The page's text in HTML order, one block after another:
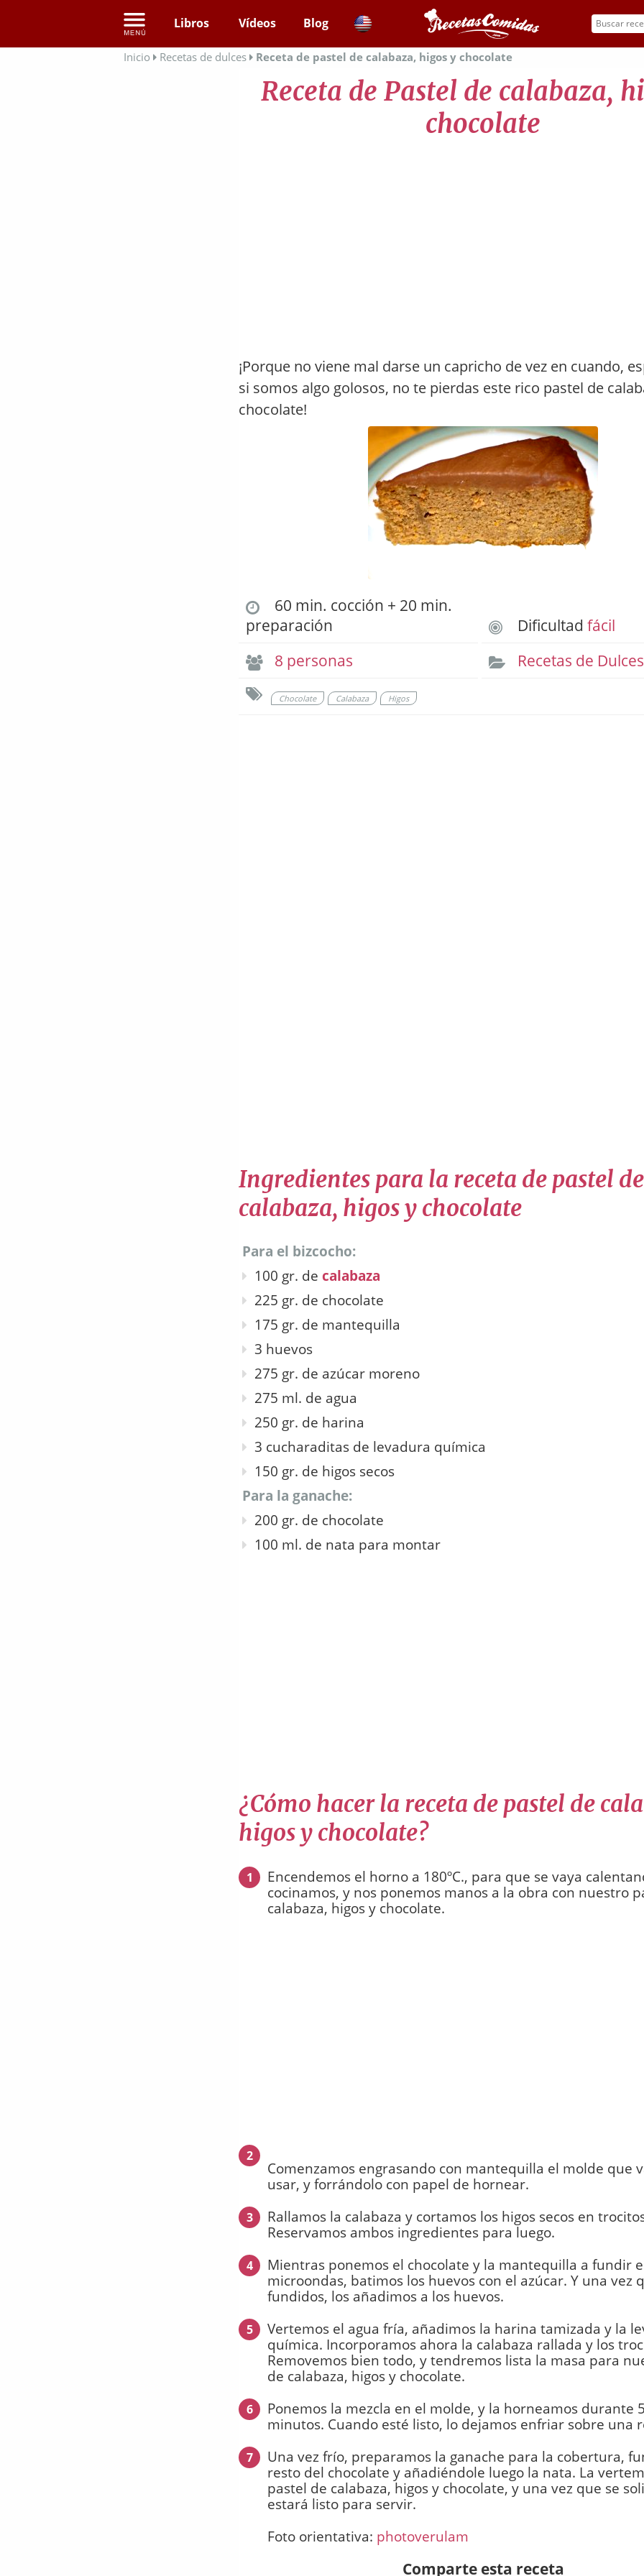
Libros Vídeos Blog
Inicio Recetas de dulces Receta de pastel de calabaza, higos y chocolate
Receta de Pastel de calabaza,
chocolate
¡Porque no viene mal darse un capricho de vez en cuando,
si somos algo golosos, no te pierdas este rico pastel de
chocolate!
60 min. cocción + 20 min.
preparación
Dificultadfácil
8 personas
Recetas de Dulces
Chocolate Calabaza Higos
Ingredientes para la receta de pastel de
calabaza, higos y chocolate
Para el bizcocho:
100 gr. de calabaza
225 gr. de chocolate
175 gr. de mantequilla
3 huevos
275 gr. de azúcar moreno
275 ml. de agua
250 gr. de harina
3 cucharaditas de levadura química
150 gr. de higos secos
Para la ganache:
200 gr. de chocolate
100 ml. de nata para montar
¿Cómo hacer la receta de pastel de
higos y chocolate?
1
Encendemos el horno a 180ºC., para que se vaya
cocinamos, y nos ponemos manos a la obra con nuestro
calabaza, higos y chocolate.
2
Comenzamos engrasando con mantequilla el molde que
usar, y forrándolo con papel de hornear.
3
Rallamos la calabaza y cortamos los higos secos en
Reservamos ambos ingredientes para luego.
4
Mientras ponemos el chocolate y la mantequilla a fundir
microondas, batimos los huevos con el azúcar. Y una vez
fundidos, los añadimos a los huevos.
5
Vertemos el agua fría, añadimos la harina tamizada y la
química. Incorporamos ahora la calabaza rallada y los
Removemos bien todo, y tendremos lista la masa para
de calabaza, higos y chocolate.
6
Ponemos la mezcla en el molde, y la horneamos durante
minutos. Cuando esté listo, lo dejamos enfriar sobre una
7
Una vez frío, preparamos la ganache para la cobertura,
resto del chocolate y añadiéndole luego la nata. La
pastel de calabaza, higos y chocolate, y una vez que se
estará listo para servir.
Foto orientativa: photoverulam
Comparte esta receta